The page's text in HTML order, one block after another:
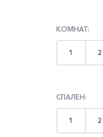
КОМНАТ:
1 2
СПАЛЕН:
1 2